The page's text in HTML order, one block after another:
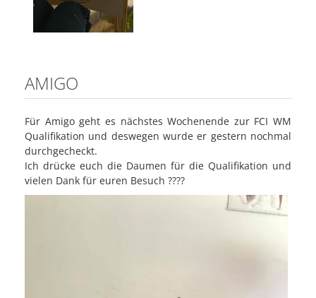
AMIGO
Für Amigo geht es nächstes Wochenende zur FCI WM
Qualifikation und deswegen wurde er gestern nochmal
durchgecheckt.
Ich drücke euch die Daumen für die Qualifikation und
vielen Dank für euren Besuch ????